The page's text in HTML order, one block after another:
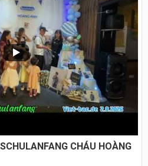
CHÁU HOÀNG